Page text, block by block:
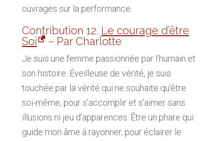
ouvrages sur la performance.
Contribution 12. Le courage d’être
Soi
– Par Charlotte
Je suis une femme passionnée par l’humain et
son histoire. Éveilleuse de vérité, je suis
touchée par la vérité qui ne souhaite qu’être
soi-même, pour s’accomplir et s’aimer sans
illusions ni jeu d’apparences. Être un phare qui
guide mon âme à rayonner, pour éclairer le